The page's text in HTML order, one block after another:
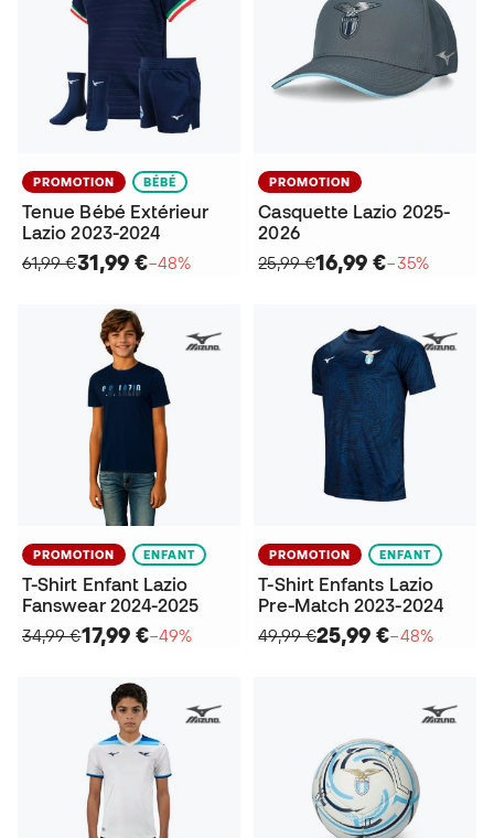
PROMOTION BÉBÉ
Tenue Bébé Extérieur
Lazio 2023-2024
61,99 €31,99 €−48%
PROMOTION
Casquette Lazio 2025-
2026
25,99 €16,99 €−35%
PROMOTION ENFANT
T-Shirt Enfant Lazio
Fanswear 2024-2025
34,99 €17,99 €−49%
PROMOTION ENFANT
T-Shirt Enfants Lazio
Pre-Match 2023-2024
49,99 €25,99 €−48%